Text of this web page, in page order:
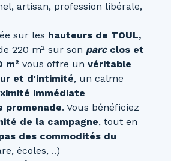
artisan, profession libérale,
sur les hauteurs de TOUL,
220 m² sur son parc clos et
m² vous offre un véritable
et d'intimité, un calme
immédiate
promenade. Vous bénéficiez
de la campagne, tout en
des commodités du
écoles, ..)